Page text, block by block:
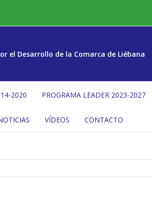
el Desarrollo de la Comarca de Liébana
2020 PROGRAMA LEADER 2023-2027
VÍDEOS CONTACTO